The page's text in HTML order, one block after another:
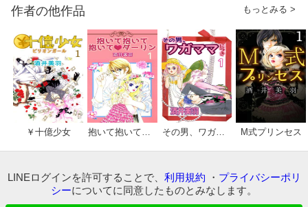
作者の他作品 もっとみる >
￥十億少女 抱いて抱いて抱いてダーリン その男、ワガママにつき M式プリンセス
LINEログインを許可することで、 利用規約 ・ プライバシーポリ
シーについてに同意したものとみなします。